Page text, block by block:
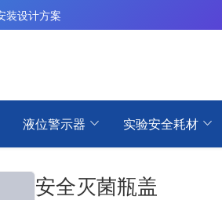
装设计方案
液位警示器 实验安全耗材
安全灭菌瓶盖